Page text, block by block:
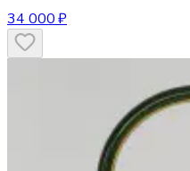
34 000 ₽